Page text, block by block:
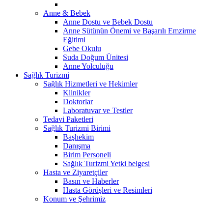
Anne & Bebek
Anne Dostu ve Bebek Dostu
Anne Sütünün Önemi ve Başarılı Emzirme
Eğitimi
Gebe Okulu
Suda Doğum Ünitesi
Anne Yolculuğu
Sağlık Turizmi
Sağlık Hizmetleri ve Hekimler
Klinikler
Doktorlar
Laboratuvar ve Testler
Tedavi Paketleri
Sağlık Turizmi Birimi
Başhekim
Danışma
Birim Personeli
Sağlık Turizmi Yetki belgesi
Hasta ve Ziyaretçiler
Basın ve Haberler
Hasta Görüşleri ve Resimleri
Konum ve Şehrimiz